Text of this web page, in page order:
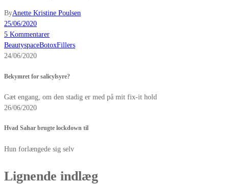
ByAnette Kristine Poulsen
25/06/2020
5 Kommentarer
BeautyspaceBotoxFillers
24/06/2020
Bekymret for salicylsyre?
Gæt engang, om den stadig er med på mit fix-it hold
26/06/2020
Hvad Sahar brugte lockdown til
Hun forlængede sig selv
Lignende indlæg